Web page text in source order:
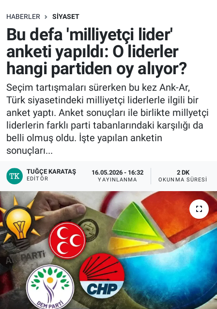
HABERLER SIYASET
Bu defa 'milliyetçi lider'
anketi yapıldı: O liderler
hangi partiden oy alıyor?
Seçim tartışmaları sürerken bu kez Ank-Ar,
Türk siyasetindeki milliyetçi liderlerle ilgili bir
anket yaptı. Anket sonuçları ile birlikte millyetçi
liderlerin farklı parti tabanlarındaki karşılığı da
belli olmuş oldu. İşte yapılan anketin
sonuçları...
TUĞÇE KARATAŞ
EDITÖR
16.05.2026 - 16:32
YAYINLANMA
2 DK
OKUNMA SÜRESI
SAĞLIK
EKONOMİ
EĞİTİM
ÖZEL HABER
Keşfet
ASTROLOJİ
MANŞET
RESMİ İLANLAR
İLAN
Bize ulaşın
İletişim/Künye
Yaşam